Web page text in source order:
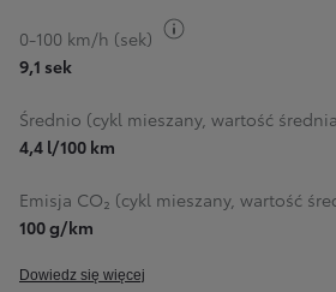
0-100 km/h (sek)
9,1 sek
Średnio (cykl mieszany, wartość
4,4 l/100 km
Emisja CO₂ (cykl mieszany, wartość
100 g/km
Dowiedz się więcej